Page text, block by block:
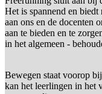
Het is spannend en
aan ons en de docenten
aan te bieden en te
in het algemeen -
Bewegen staat voorop
kan het leerlingen in het